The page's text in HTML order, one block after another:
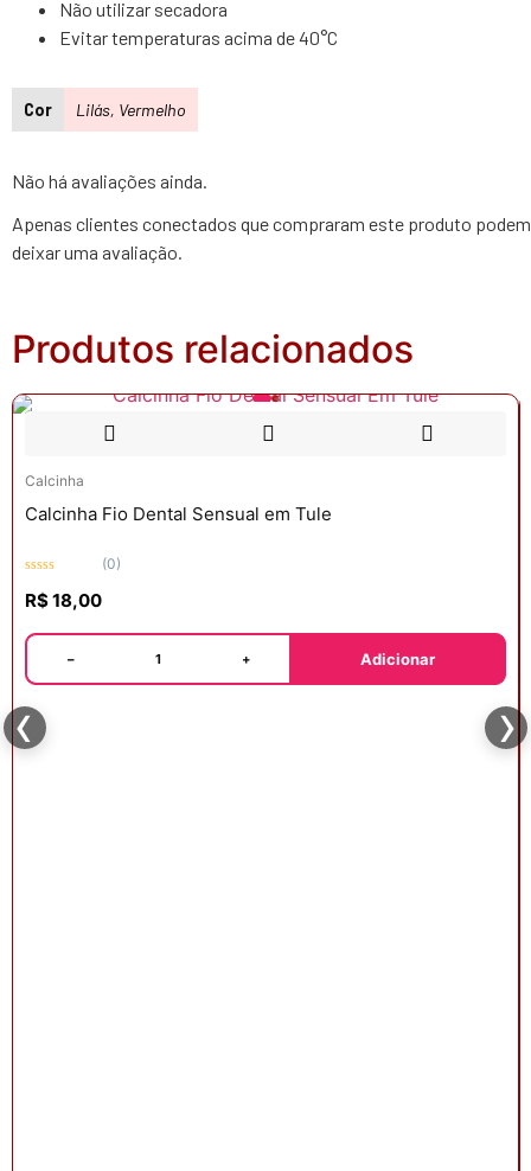
Não utilizar secadora
Evitar temperaturas acima de 40°C
Cor Lilás, Vermelho
Não há avaliações ainda.
Apenas clientes conectados que compraram este produto podem
deixar uma avaliação.
Produtos relacionados
Calcinha
Calcinha Fio Dental Sensual em Tule
0
(0)
R$18,00
− + Adicionar
‹ ›